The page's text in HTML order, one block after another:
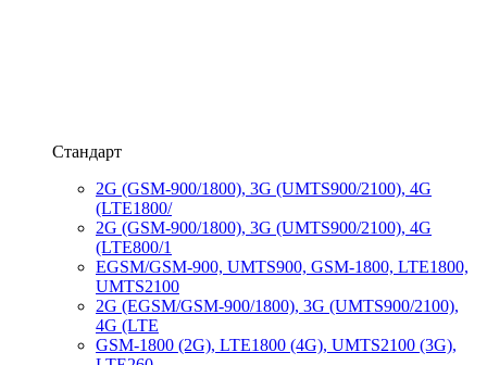
Стандарт
2G (GSM-900/1800), 3G (UMTS900/2100), 4G
(LTE1800/
2G (GSM-900/1800), 3G (UMTS900/2100), 4G
(LTE800/1
EGSM/GSM-900, UMTS900, GSM-1800, LTE1800,
UMTS2100
2G (EGSM/GSM-900/1800), 3G (UMTS900/2100),
4G (LTE
GSM-1800 (2G), LTE1800 (4G), UMTS2100 (3G),